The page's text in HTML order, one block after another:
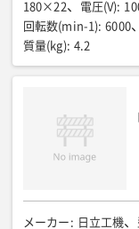
180×22
電圧(V):
回転数(min-1): 6000
質量(kg): 4.2
メーカー : 日立工機